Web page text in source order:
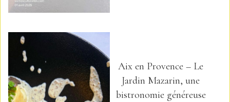
Aix en Provence – Le
Jardin Mazarin, une
bistronomie généreuse